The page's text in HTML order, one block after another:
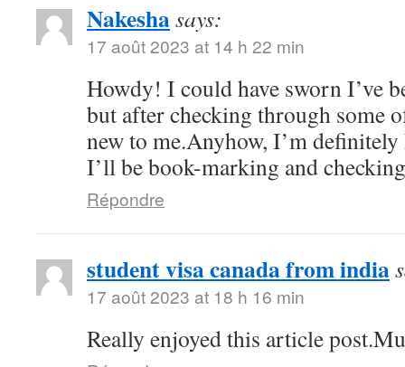
Nakeshasays:
17 août 2023 at 14 h 22 min
Howdy! I could have sworn I’ve
but after checking through some
new to me.Anyhow, I’m
I’ll be book-marking and
Répondre
student visa canada from india
17 août 2023 at 18 h 16 min
Really enjoyed this article